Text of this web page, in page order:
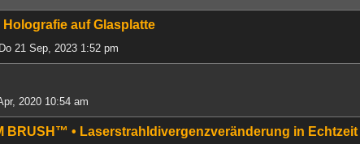
auf Glasplatte
21 Sep, 2023 1:52 pm
2020 10:54 am
BRUSH™ • Laserstrahldivergenzveränderung in Echtzeit